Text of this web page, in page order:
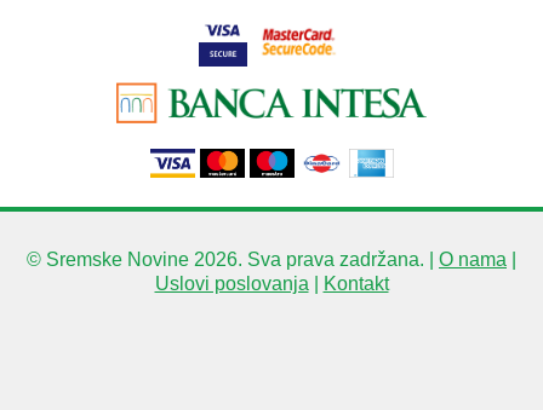
© Sremske Novine 2026. Sva prava zadržana. | O nama
Uslovi poslovanja
Kontakt